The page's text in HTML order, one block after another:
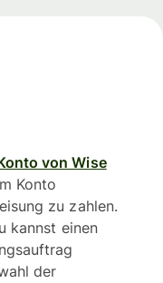
von Wise
Konto
zu zahlen.
kannst einen
der